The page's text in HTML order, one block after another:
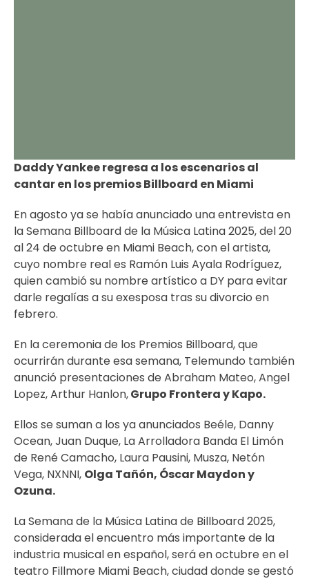
Daddy Yankee regresa a los escenarios al
cantar en los premios Billboard en Miami
En agosto ya se había anunciado una entrevista en
la Semana Billboard de la Música Latina 2025, del 20
al 24 de octubre en Miami Beach, con el artista,
cuyo nombre real es Ramón Luis Ayala Rodríguez,
quien cambió su nombre artístico a DY para evitar
darle regalías a su exesposa tras su divorcio en
febrero.
En la ceremonia de los Premios Billboard, que
ocurrirán durante esa semana, Telemundo también
anunció presentaciones de Abraham Mateo, Angel
Lopez, Arthur Hanlon,Grupo Frontera y Kapo.
Ellos se suman a los ya anunciados Beéle, Danny
Ocean, Juan Duque, La Arrolladora Banda El Limón
de René Camacho, Laura Pausini, Musza, Netón
Vega, NXNNI, Olga Tañón, Óscar Maydon y
Ozuna.
La Semana de la Música Latina de Billboard 2025,
considerada el encuentro más importante de la
industria musical en español, será en octubre en el
teatro Fillmore Miami Beach, ciudad donde se gestó